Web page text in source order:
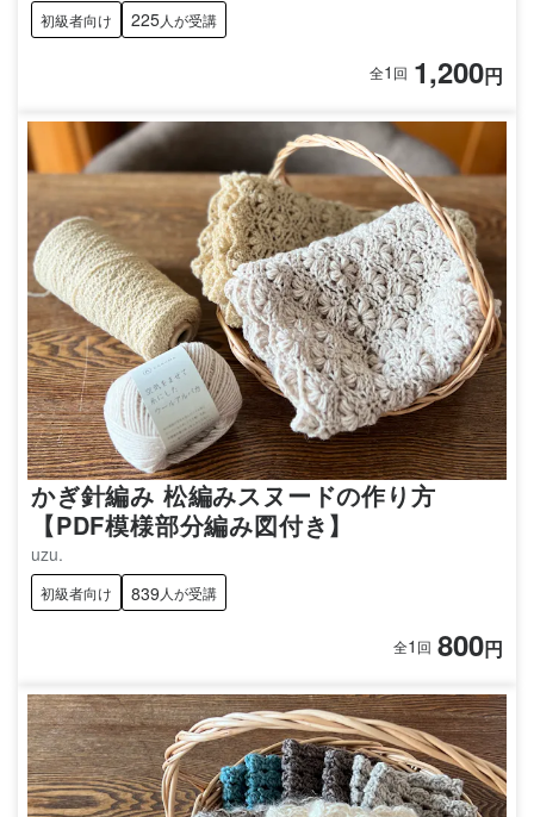
初級者向け 225人が受講
全1 回 1,200円
かぎ針編み 松編みスヌードの作り方
【PDF模様部分編み図付き】
uzu.
初級者向け 839 人が受講
全1 回 800円